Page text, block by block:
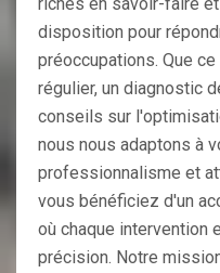
disposition pour
préoccupations. Que
régulier, un diagnostic
conseils sur
nous nous adaptons à
professionnalisme et
vous bénéficiez d'un
où chaque intervention
précision. Notre